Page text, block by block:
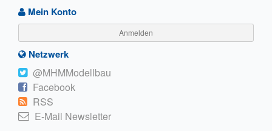
Mein Konto
Anmelden
Netzwerk
@MHMModellbau
Facebook
RSS
E-Mail Newsletter